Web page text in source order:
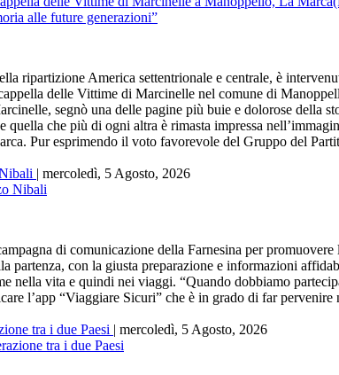
America settentrionale e centrale, è
delle Vittime di Marcinelle nel comune di
segnò una delle pagine più buie e dolorose della
che più di ogni altra è rimasta impressa
Pur esprimendo il voto favorevole del Gruppo del
| mercoledì, 5 Agosto, 2026
di comunicazione della Farnesina per promuovere
con la giusta preparazione e informazioni
nella vita e quindi nei viaggi. “Quando dobbiamo
l’app “Viaggiare Sicuri” che è in grado di far
tra i due Paesi | mercoledì, 5 Agosto, 2026